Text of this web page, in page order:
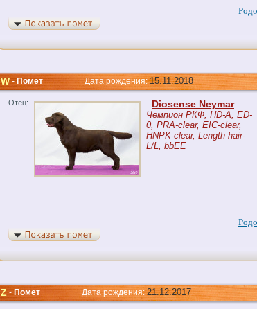
W-ПометДата рождения:15.11.2018
Отец: Diosense Neymar
Чемпион РКФ, HD-A, ED-
0, PRA-clear, EIC-clear,
HNPK-clear, Length hair-
L/L, bbEE
Z-ПометДата рождения:21.12.2017